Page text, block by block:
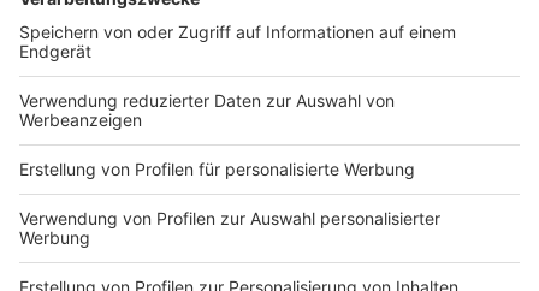
DEINE GEMERKTEN ARTIKEL
Du hast dir noch keine Artikel gemerkt
Markiere sie hierfür mit einem